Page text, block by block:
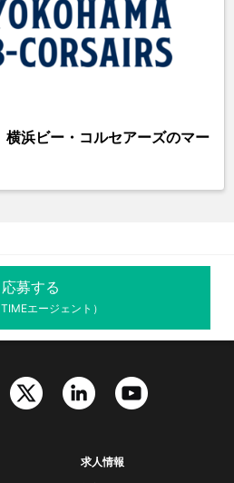
横浜ビー・コルセアーズのマー
応募する
TIMEエージェント）
求人情報